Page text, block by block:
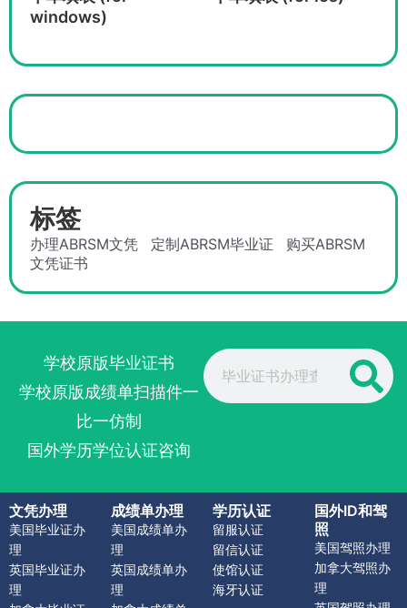
windows)
标签
办理ABRSM文凭 定制ABRSM毕业证
购买ABRSM
文凭证书
学校原版毕业证书
学校原版成绩单扫描件一
比一仿制
国外学历学位认证咨询
Search
文凭办理
美国毕业证办
理
英国毕业证办
理
成绩单办理
美国成绩单办
理
英国成绩单办
理
学历认证
留服认证
留信认证
使馆认证
海牙认证
国外ID和驾
照
美国驾照办理
加拿大驾照办
理